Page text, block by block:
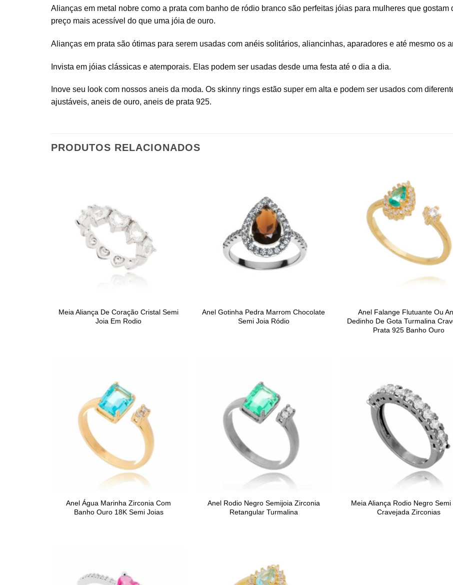
Alianças em metal nobre como a prata com banho de ródio branco são perfeitas jóias para mulheres que
preço mais acessível do que uma jóia de ouro.
Alianças em prata são ótimas para serem usadas com anéis solitários, aliancinhas, aparadores e até mesmo os
Invista em jóias clássicas e atemporais. Elas podem ser usadas desde uma festa até o dia a dia.
Inove seu look com nossos aneis da moda. Os skinny rings estão super em alta e podem ser usados com
ajustáveis, aneis de ouro, aneis de prata 925.
PRODUTOS RELACIONADOS
Meia Aliança De Coração Cristal Semi
Joia Em Rodio
Anel Gotinha Pedra Marrom Chocolate
Semi Joia Ródio
Anel Falange Flutuante Ou
Dedinho De Gota Turmalina
Prata 925 Banho Ouro
Anel Água Marinha Zirconia Com
Banho Ouro 18K Semi Joias
Anel Rodio Negro Semijoia Zirconia
Retangular Turmalina
Meia Aliança Rodio Negro Semi
Cravejada Zirconias